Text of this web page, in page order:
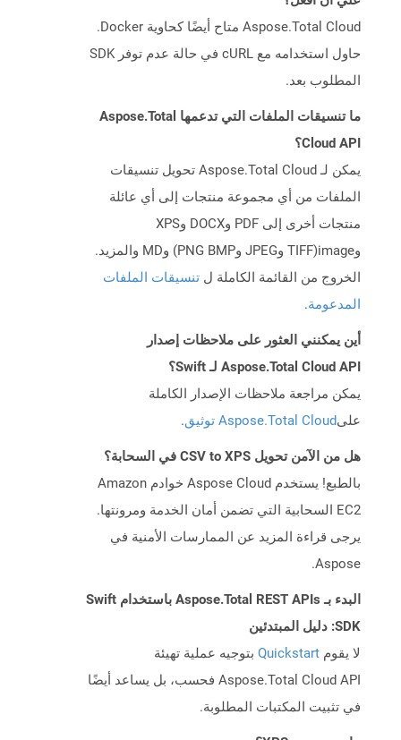
Aspose.Total Cloud متاح أيضًا كحاوية Docker.
حاول استخدامه مع cURL في حالة عدم توفر SDK
المطلوب بعد.
ما تنسيقات الملفات التي تدعمها Aspose.Total
Cloud API؟
يمكن لـ Aspose.Total Cloud تحويل تنسيقات
الملفات من أي مجموعة منتجات إلى أي عائلة
منتجات أخرى إلى PDF وDOCX وXPS
وimage(TIFF وJPEG وPNG BMP) وMD والمزيد.
الخروج من القائمة الكاملة ل تنسيقات الملفات
المدعومة.
أين يمكنني العثور على ملاحظات إصدار
Aspose.Total Cloud API لـ Swift؟
يمكن مراجعة ملاحظات الإصدار الكاملة
علىAspose.Total Cloud توثيق .
هل من الآمن تحويل CSV to XPS في السحابة؟
بالطبع! يستخدم Aspose Cloud خوادم Amazon
EC2 السحابية التي تضمن أمان الخدمة ومرونتها.
يرجى قراءة المزيد عن الممارسات الأمنية في
Aspose.
البدء بـ Aspose.Total REST APIs باستخدام Swift
SDK: دليل المبتدئين
لا يقوم Quickstart بتوجيه عملية تهيئة
Aspose.Total Cloud API فحسب، بل يساعد أيضًا
في تثبيت المكتبات المطلوبة.